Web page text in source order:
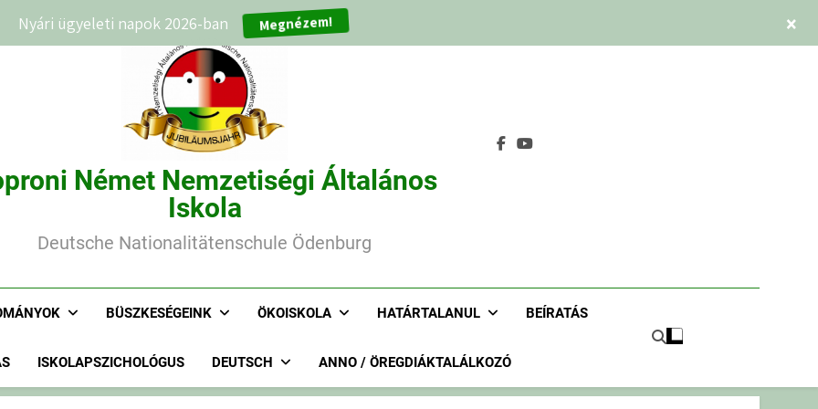
Német Nemzetiségi Általános
Iskola
Deutsche Nationalitätenschule Ödenburg
BÜSZKESÉGEINK ÖKOISKOLA HATÁRTALANUL BEÍRATÁS
ISKOLAPSZICHOLÓGUS DEUTSCH ANNO / ÖREGDIÁKTALÁLKOZÓ
Nyári ügyeleti napok 2026-ban Megnézem! ×